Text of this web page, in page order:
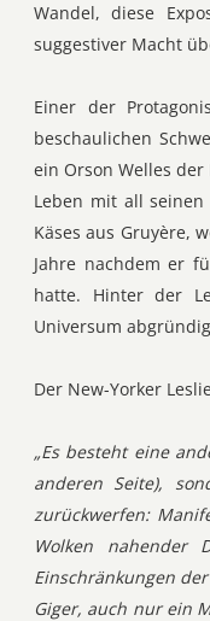
Wandel, diese
suggestiver Macht
Einer der
beschaulichen
ein Orson Welles
Leben mit all
Käses aus Gruyère,
Jahre nachdem er
hatte. Hinter der
Universum
Der New-Yorker
„Es besteht eine
anderen Seite),
zurückwerfen:
Wolken nahender
Einschränkungen
Giger, auch nur ein